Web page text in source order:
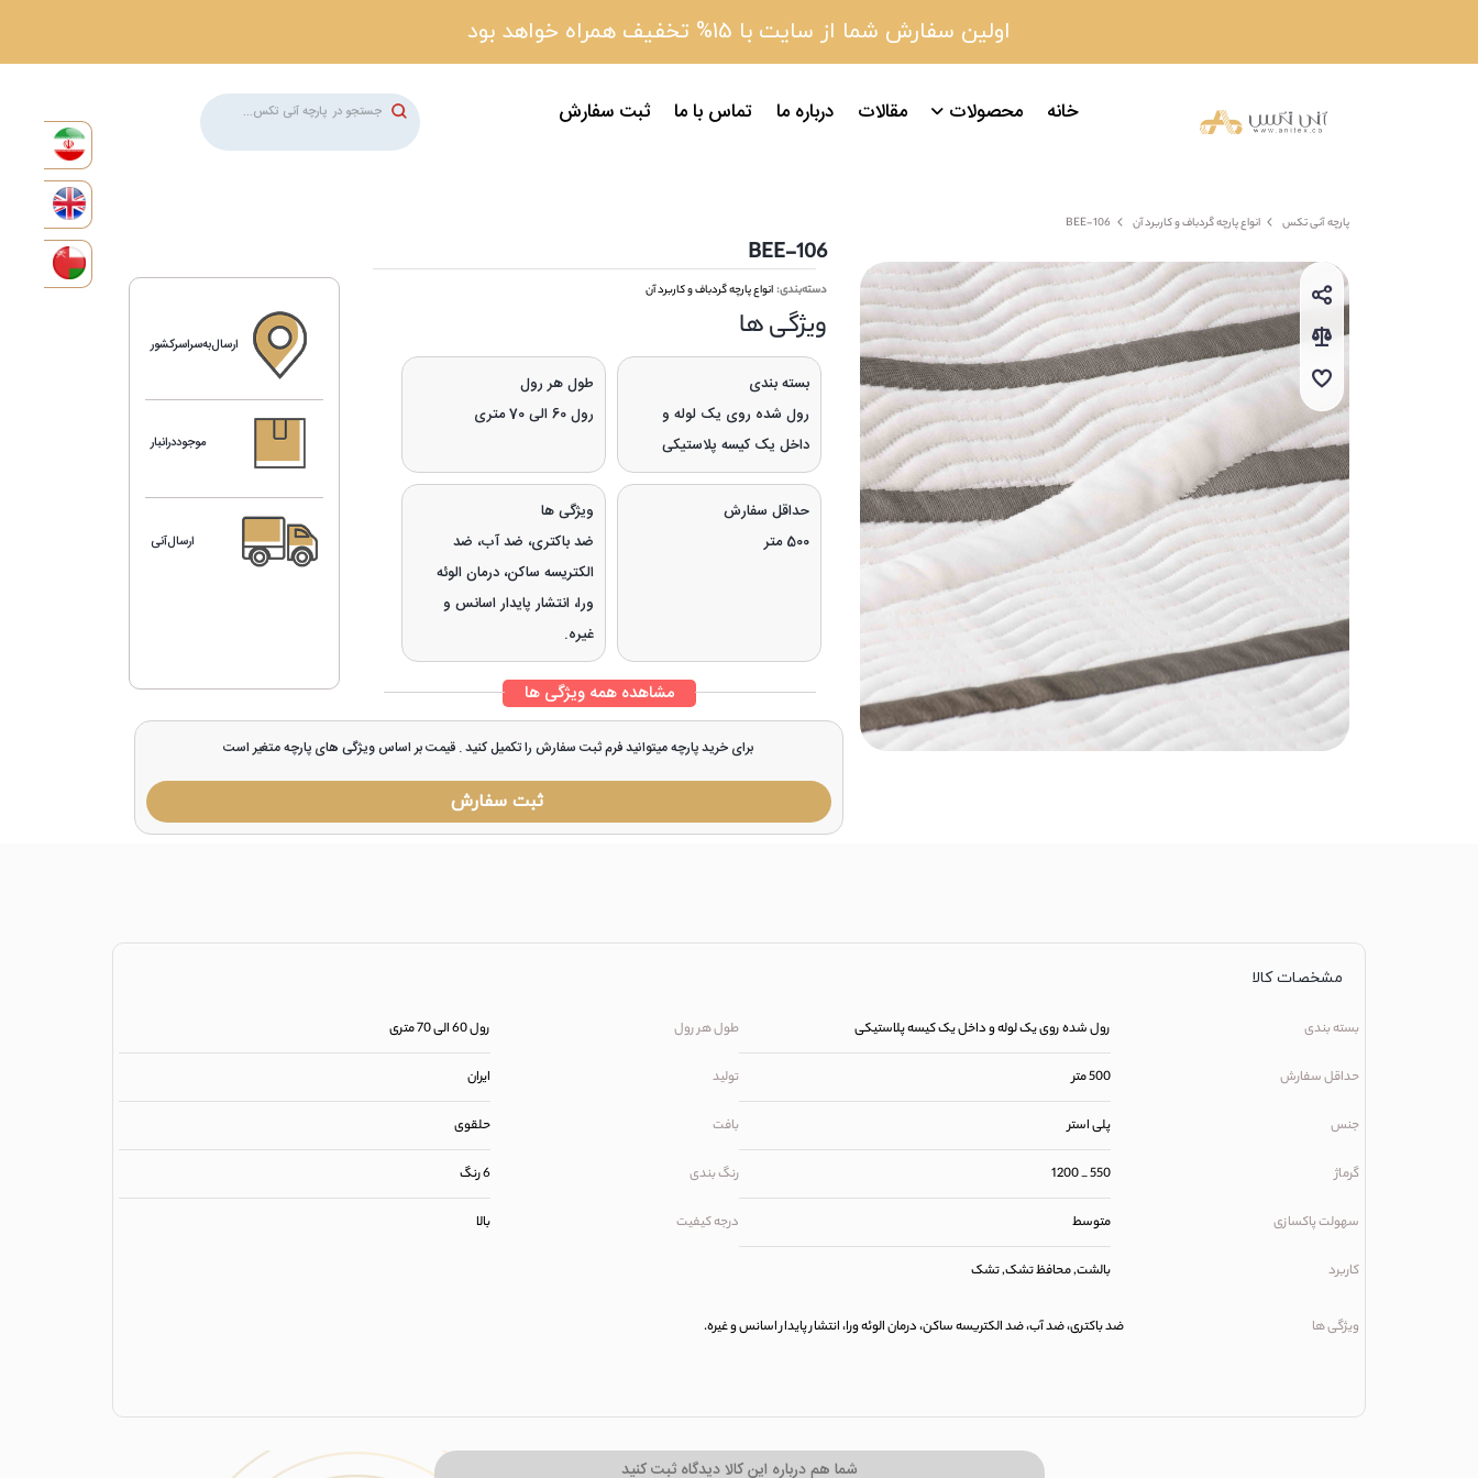
اولین سفارش شما از سایت با 15% تخفیف همراه خواهد بود
خانه محصولات مقالات درباره ما تماس با ما ثبت سفارش
پارچه آنی تکس انواع پارچه گردباف و کاربرد آن 106-BEE
106-BEE
دسته‌بندی:انواع پارچه گردباف و کاربرد آن
ویژگی‌ ها
بسته بندی
رول شده روی یک لوله و
داخل یک کیسه پلاستیکی
طول هر رول
رول 60 الی 70 متری
حداقل سفارش
500 متر
ویژگی ها
ضد باکتری، ضد آب، ضد
الکتریسه ساکن، درمان الوئه
ورا، انتشار پایدار اسانس و
غیره.
مشاهده همه ویژگی ها
ارسال‌به‌سراسرکشور
موجوددرانبار
ارسال‌آنی
برای خرید پارچه میتوانید فرم ثبت سفارش را تکمیل کنید . قیمت بر اساس ویژگی های پارچه متغیر است
ثبت سفارش
مشخصات کالا
بسته بندی رول شده روی یک لوله و داخل یک کیسه پلاستیکی
حداقل سفارش 500 متر
جنس پلی استر
گرماژ 550 _ 1200
سهولت پاکسازی متوسط
کاربرد بالشت, محافظ تشک, تشک
طول هر رول رول 60 الی 70 متری
تولید ایران
بافت حلقوی
رنگ بندی 6 رنگ
درجه کیفیت بالا
ویژگی ها ضد باکتری، ضد آب، ضد الکتریسه ساکن، درمان الوئه ورا، انتشار پایدار اسانس و غیره.
شما هم درباره این کالا دیدگاه ثبت کنید